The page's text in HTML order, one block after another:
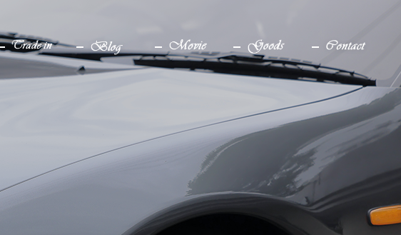
ブログ YouTube お問い合わせ